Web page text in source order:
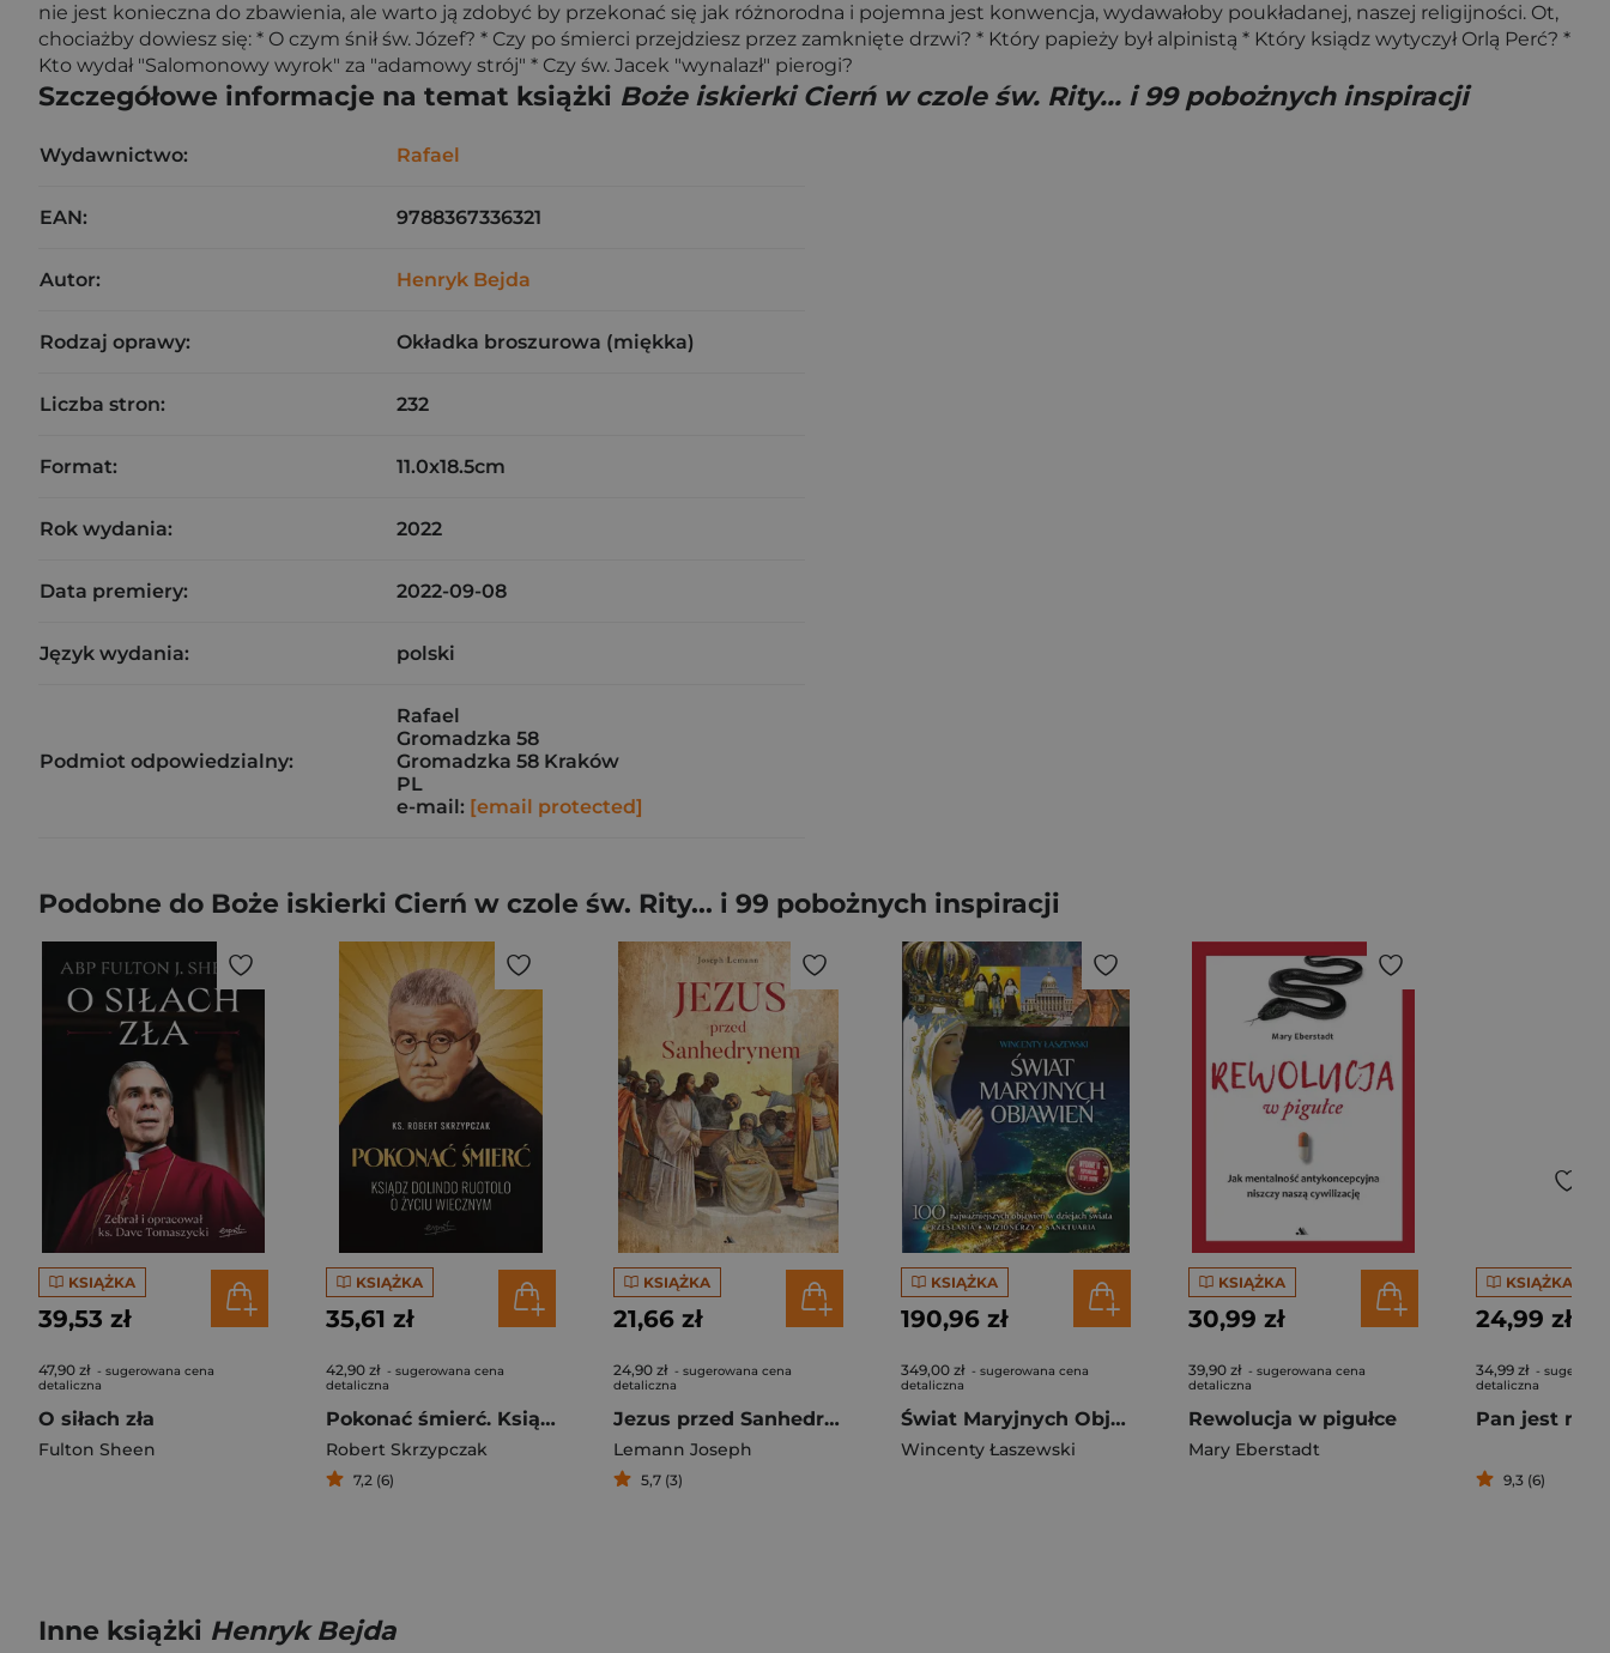
nie jest konieczna do zbawienia, ale warto ją zdobyć by przekonać się jak różnorodna i pojemna jest konwencja, wydawałoby poukładanej, naszej religijności. Ot,
chociażby dowiesz się: * O czym śnił św. Józef? * Czy po śmierci przejdziesz przez zamknięte drzwi? * Który papieży był alpinistą * Który ksiądz wytyczył Orlą Perć? *
Kto wydał "Salomonowy wyrok" za "adamowy strój" * Czy św. Jacek "wynalazł" pierogi?
Szczegółowe informacje na temat książki Boże iskierki Cierń w czole św. Rity... i 99 pobożnych inspiracji
Wydawnictwo: Rafael
EAN: 9788367336321
Autor: Henryk Bejda
Rodzaj oprawy: Okładka broszurowa (miękka)
Liczba stron: 232
Format: 11.0x18.5cm
Rok wydania: 2022
Data premiery: 2022-09-08
Język wydania: polski
Podmiot odpowiedzialny:
Rafael
Gromadzka 58
Gromadzka 58 Kraków
PL
e-mail: [email protected]
Podobne do Boże iskierki Cierń w czole św. Rity... i 99 pobożnych inspiracji
KSIĄŻKA
39,53 zł
47,90 zł - sugerowana cena
detaliczna
O siłach zła
Fulton Sheen
KSIĄŻKA
35,61 zł
42,90 zł - sugerowana cena
detaliczna
Pokonać śmierć. Ksiądz Dolindo Ruotolo o życiu wiecznym
Robert Skrzypczak
7,2 (6)
KSIĄŻKA
21,66 zł
24,90 zł - sugerowana cena
detaliczna
Jezus przed Sanhedrynem
Lemann Joseph
5,7 (3)
KSIĄŻKA
190,96 zł
349,00 zł - sugerowana cena
detaliczna
Świat Maryjnych Objawień wyd. 2026
Wincenty Łaszewski
KSIĄŻKA
30,99 zł
39,90 zł - sugerowana cena
detaliczna
Rewolucja w pigułce
Mary Eberstadt
KSIĄŻKA
24,99 zł
34,99 zł -
detaliczna
9,3 (6)
Inne książki Henryk Bejda